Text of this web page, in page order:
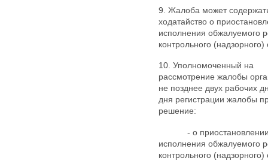
9. Жалоба может
ходатайство о
исполнения обжалуемого
контрольного (надзорного)
10. Уполномоченный на
рассмотрение жалобы
не позднее двух рабочих
дня регистрации жалобы
решение:
- о
исполнения обжалуемого
контрольного (надзорного)